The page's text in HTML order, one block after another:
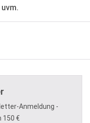
Anmeldung -
150 €